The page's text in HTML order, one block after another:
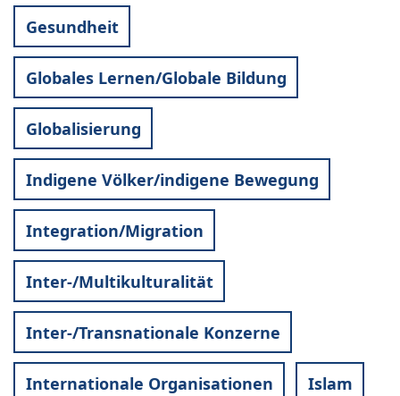
Gesundheit
Globales Lernen/Globale Bildung
Globalisierung
Indigene Völker/indigene Bewegung
Integration/Migration
Inter-/Multikulturalität
Inter-/Transnationale Konzerne
Internationale Organisationen Islam